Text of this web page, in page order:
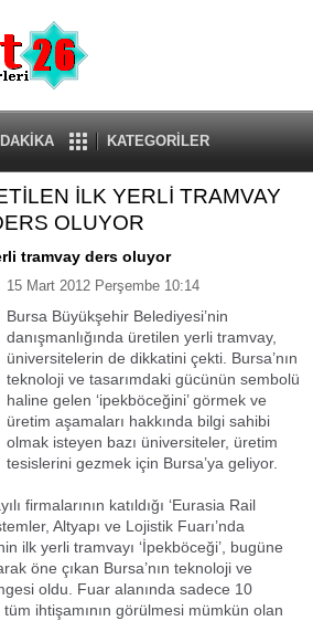
KATEGORİLER
İLK YERLİ TRAMVAY
OLUYOR
tramvay ders oluyor
15 Mart 2012 Perşembe 10:14
Bursa Büyükşehir Belediyesi’nin
danışmanlığında üretilen yerli tramvay,
üniversitelerin de dikkatini çekti. Bursa’nın
teknoloji ve tasarımdaki gücünün sembolü
haline gelen ‘ipekböceğini’ görmek ve
üretim aşamaları hakkında bilgi sahibi
olmak isteyen bazı üniversiteler, üretim
tesislerini gezmek için Bursa’ya geliyor.
firmalarının katıldığı ‘Eurasia Rail
Altyapı ve Lojistik Fuarı’nda
ilk yerli tramvayı ‘İpekböceği’, bugüne
öne çıkan Bursa’nın teknoloji ve
oldu. Fuar alanında sadece 10
ihtişamının görülmesi mümkün olan